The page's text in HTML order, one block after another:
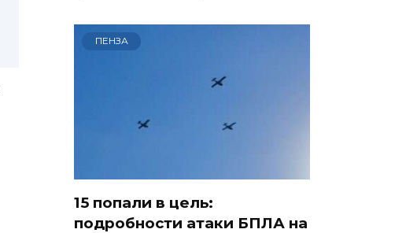
ПЕНЗА
15 попали в цель:
подробности атаки БПЛА на